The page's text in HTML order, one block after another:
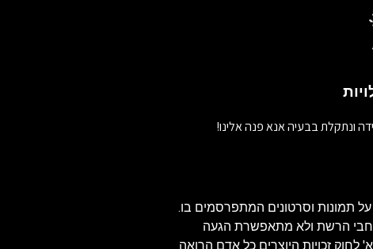
ונתקלת בבעיה אנא פנה אלינו!
תמונות וסרטונים המתפרסמים בו.
הרשת ולא מתאפשרת הגעה
למקור החומר הויזאולי, לכן בהתאם לסעיף 27א' לחוק זכויות היוצרים כל אדם הרואה